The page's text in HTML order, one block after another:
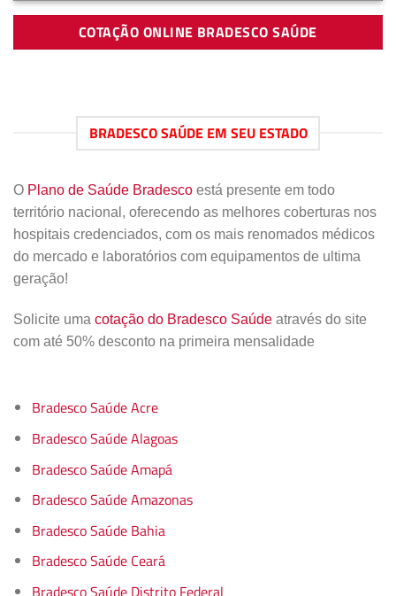
COTAÇÃO ONLINE BRADESCO SAÚDE
BRADESCO SAÚDE EM SEU ESTADO
O Plano de Saúde Bradesco está presente em todo
território nacional, oferecendo as melhores coberturas nos
hospitais credenciados, com os mais renomados médicos
do mercado e laboratórios com equipamentos de ultima
geração!
Solicite uma cotação do Bradesco Saúde através do site
com até 50% desconto na primeira mensalidade
Bradesco Saúde Acre
Bradesco Saúde Alagoas
Bradesco Saúde Amapá
Bradesco Saúde Amazonas
Bradesco Saúde Bahia
Bradesco Saúde Ceará
Bradesco Saúde Distrito Federal